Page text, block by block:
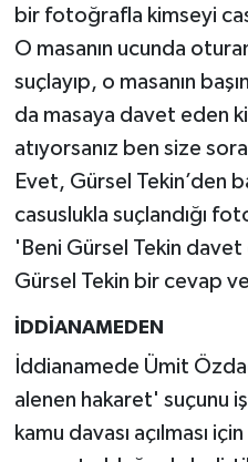
bir fotoğrafla kimseyi
O masanın ucunda
suçlayıp, o masanın
da masaya davet eden
atıyorsanız ben size
Evet, Gürsel Tekin’den
casuslukla suçlandığı
'Beni Gürsel Tekin
Gürsel Tekin bir cevap
İDDİANAMEDEN
İddianamede Ümit
alenen hakaret' suçunu
kamu davası açılması